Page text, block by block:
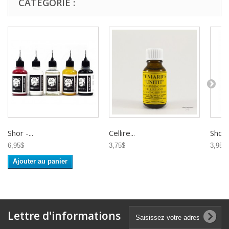
CATÉGORIE :
Shor -...
6,95$
Ajouter au panier
Cellire...
3,75$
Shor
3,95$
Lettre d'informations